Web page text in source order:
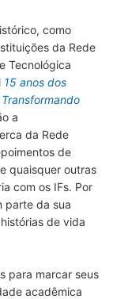
como
da Rede
Tecnológica
15 anos dos
a
da Rede
de
quaisquer outras
com os IFs. Por
parte da sua
de vida
para marcar seus
acadêmica